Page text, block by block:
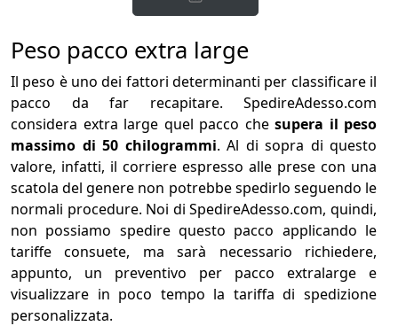
Peso pacco extra large
Il peso è uno dei fattori determinanti per classificare il
pacco da far recapitare. SpedireAdesso.com
considera extra large quel pacco che supera il peso
massimo di 50 chilogrammi. Al di sopra di questo
valore, infatti, il corriere espresso alle prese con una
scatola del genere non potrebbe spedirlo seguendo le
normali procedure. Noi di SpedireAdesso.com, quindi,
non possiamo spedire questo pacco applicando le
tariffe consuete, ma sarà necessario richiedere,
appunto, un preventivo per pacco extralarge e
visualizzare in poco tempo la tariffa di spedizione
personalizzata.